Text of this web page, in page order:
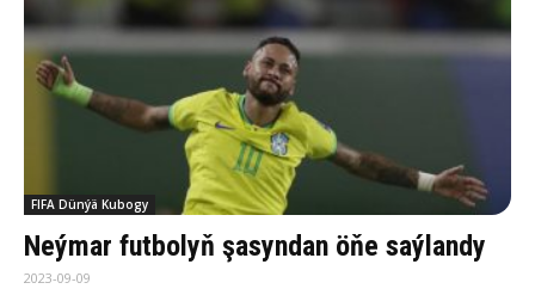
FIFA Dünýä Kubogy
Neýmar futbolyň şasyndan öňe saýlandy
2023-09-09